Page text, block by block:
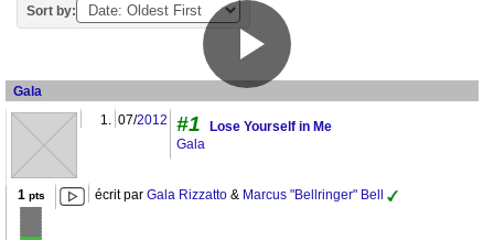
Sort by:
Gala
1. 07/2012 #1
Lose Yourself in Me
Gala
1 pts écrit par Gala Rizzatto & Marcus "Bellringer" Bell